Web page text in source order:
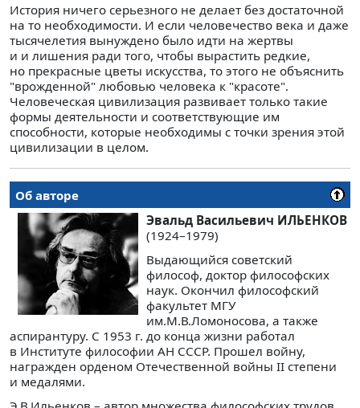
История ничего серьезного не делает без достаточной
на то необходимости. И если человечество века и даже
тысячелетия вынуждено было идти на жертвы
и и лишения ради того, чтобы вырастить редкие,
но прекрасные цветы искусства, то этого не объяснить
"врожденной" любовью человека к "красоте".
Человеческая цивилизация развивает только такие
формы деятельности и соответствующие им
способности, которые необходимы с точки зрения этой
цивилизации в целом.
Об авторе
Эвальд Васильевич ИЛЬЕНКОВ
(1924–1979)
Выдающийся советский
философ, доктор философских
наук. Окончил философский
факультет МГУ
им.М.В.Ломоносова, а также
аспирантуру. С 1953 г. до конца жизни работал
в Институте философии АН СССР. Прошел войну,
награжден орденом Отечественной войны II степени
и медалями.